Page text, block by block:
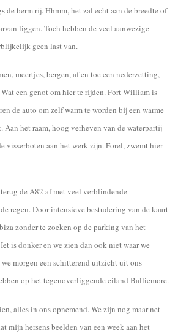
de berm rij. Hhmm, het zal echt aan de breedte of
liggen. Toch hebben de veel aanwezige
geen last van.
meertjes, bergen, af en toe een nederzetting,
een genot om hier te rijden. Fort William is
de auto om zelf warm te worden bij een warme
Aan het raam, hoog verheven van de waterpartij
visserboten aan het werk zijn. Forel, zwemt hier
de A82 af met veel verblindende
regen. Door intensieve bestudering van de kaart
zonder te zoeken op de parking van het
is donker en we zien dan ook niet waar we
morgen een schitterend uitzicht uit ons
op het tegenoverliggende eiland Balliemore.
alles in ons opnemend. We zijn nog maar net
mijn hersens beelden van een week aan het